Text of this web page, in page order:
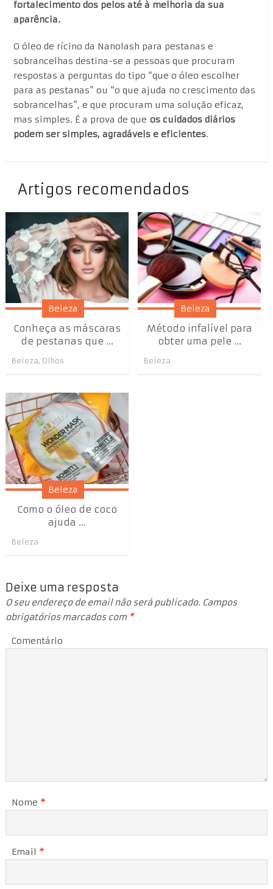
fortalecimento dos pelos até à melhoria da sua
aparência.
O óleo de rícino da Nanolash para pestanas e
sobrancelhas destina-se a pessoas que procuram
respostas a perguntas do tipo “que o óleo escolher
para as pestanas” ou “o que ajuda no crescimento das
sobrancelhas”, e que procuram uma solução eficaz,
mas simples. É a prova de que os cuidados diários
podem ser simples, agradáveis e eficientes.
Artigos recomendados
Beleza
Conheça as máscaras
de pestanas que ...
Beleza, Olhos
Beleza
Método infalível para
obter uma pele ...
Beleza
Beleza
Como o óleo de coco
ajuda ...
Beleza
Deixe uma resposta
O seu endereço de email não será publicado. Campos
obrigatórios marcados com *
Comentário
Nome *
Email *